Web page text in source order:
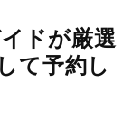
ドが厳選
て予約し